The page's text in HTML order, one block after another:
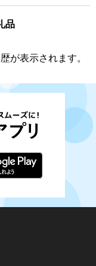
品
が表示されます。